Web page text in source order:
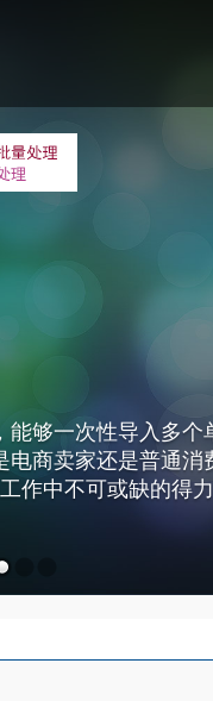
了多种实用的办公
轻松应对各种办公挑